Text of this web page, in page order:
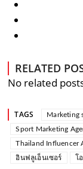
RELATED
No related
TAGS Marketing
Sport Marketing
Thailand Influencer
อินฟลูเอ็นเซอร์
โ